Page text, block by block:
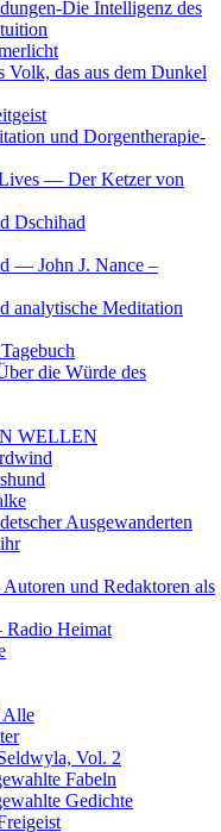
Die Intelligenz des
das aus dem Dunkel
und Dorgentherapie-
— Der Ketzer von
Dschihad
— John J. Nance –
analytische Meditation
die Würde des
WELLEN
Ausgewanderten
und Redaktoren als
Radio Heimat
Alle
Vol. 2
Fabeln
Gedichte